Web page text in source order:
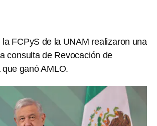
FCPyS de la UNAM realizaron una
consulta de Revocación de
ganó AMLO.